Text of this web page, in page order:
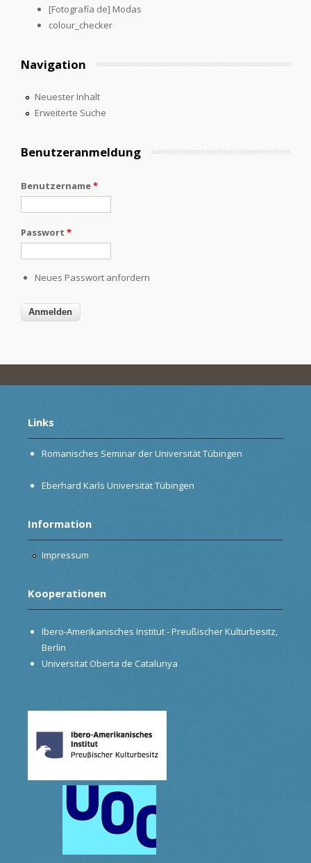
[Fotografía de] Modas
colour_checker
Navigation
Neuester Inhalt
Erweiterte Suche
Benutzeranmeldung
Benutzername*
Passwort *
Neues Passwort anfordern
Links
Romanisches Seminar der Universität Tübingen
Eberhard Karls Universität Tübingen
Information
Impressum
Kooperationen
Ibero-Amerikanisches Institut - Preußischer Kulturbesitz,
Berlin
Universitat Oberta de Catalunya